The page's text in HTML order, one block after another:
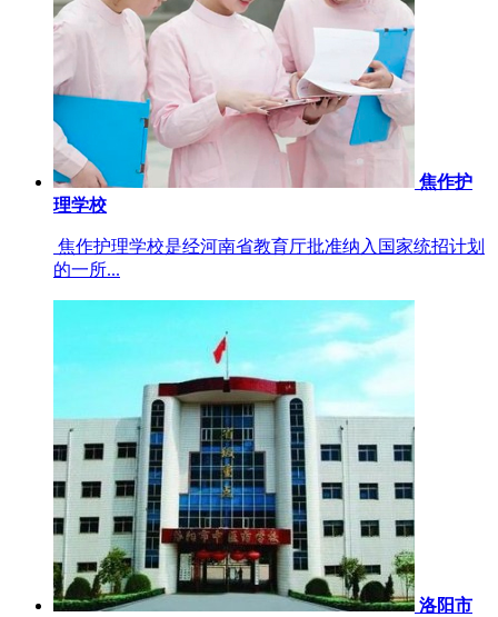
焦作护
理学校
焦作护理学校是经河南省教育厅批准纳入国家统招计划
的一所...
洛阳市